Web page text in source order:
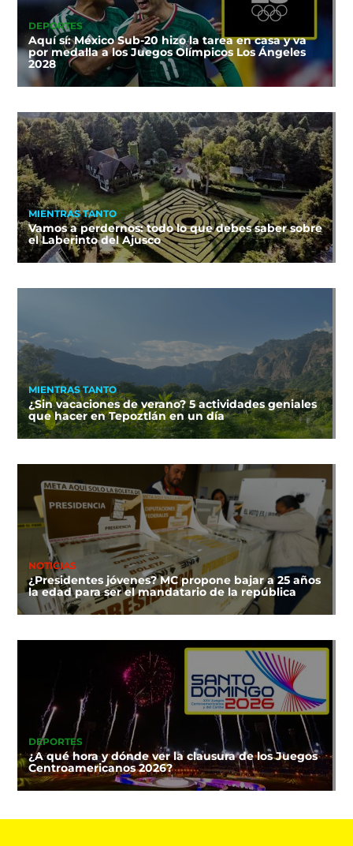
DEPORTES
Aquí sí: México Sub-20 hizo la tarea en casa y va
por medalla a los Juegos Olímpicos Los Ángeles
2028
MIENTRAS TANTO
Vamos a perdernos: todo lo que debes saber sobre
el Laberinto del Ajusco
MIENTRAS TANTO
¿Sin vacaciones de verano? 5 actividades geniales
que hacer en Tepoztlán en un día
NOTICIAS
¿Presidentes jóvenes? MC propone bajar a 25 años
la edad para ser el mandatario de la república
DEPORTES
¿A qué hora y dónde ver la clausura de los Juegos
Centroamericanos 2026?